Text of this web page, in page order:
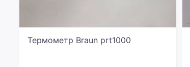
Термометр Braun prt1000